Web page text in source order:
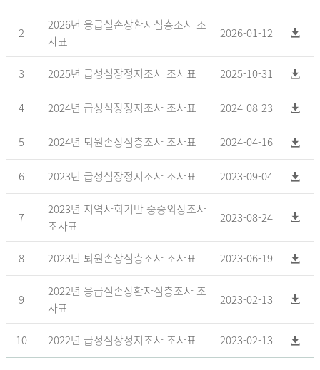
2
2026년 응급실손상환자심층조사 조
사표
2026-01-12
3 2025년 급성심장정지조사 조사표 2025-10-31
4 2024년 급성심장정지조사 조사표 2024-08-23
5 2024년 퇴원손상심층조사 조사표 2024-04-16
6 2023년 급성심장정지조사 조사표 2023-09-04
7
2023년 지역사회기반 중증외상조사
조사표
2023-08-24
8 2023년 퇴원손상심층조사 조사표 2023-06-19
9
2022년 응급실손상환자심층조사 조
사표
2023-02-13
10 2022년 급성심장정지조사 조사표 2023-02-13